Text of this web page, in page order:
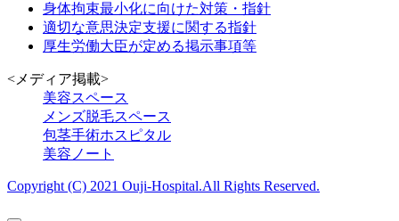
身体拘束最小化に向けた対策・指針
適切な意思決定支援に関する指針
厚生労働大臣が定める掲示事項等
<メディア掲載>
美容スペース
メンズ脱毛スペース
包茎手術ホスピタル
美容ノート
Copyright (C) 2021 Ouji-Hospital.All Rights Reserved.